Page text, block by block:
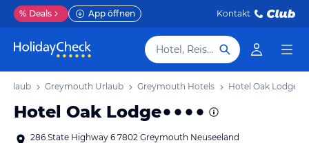
% Deals App öffnen Kontakt
Hotel, Reiseziel
Urlaub Greymouth Urlaub Greymouth Hotels Hotel Oak Lodge
Hotel Oak Lodge
286 State Highway 6 7802 Greymouth Neuseeland